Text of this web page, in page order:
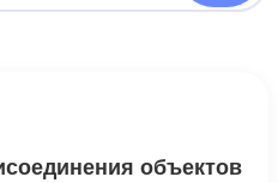
объектов